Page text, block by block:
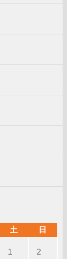
土 日
1 2